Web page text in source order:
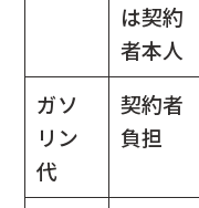
は契約
者本人
ガソ
リン
代
契約者
負担